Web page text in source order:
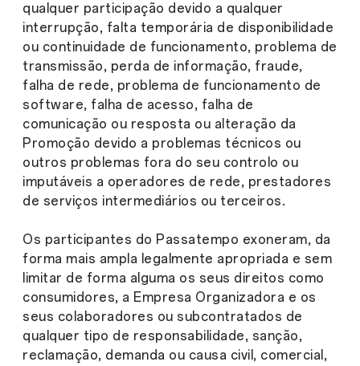
qualquer participação devido a qualquer
interrupção, falta temporária de disponibilidade
ou continuidade de funcionamento, problema de
transmissão, perda de informação, fraude,
falha de rede, problema de funcionamento de
software, falha de acesso, falha de
comunicação ou resposta ou alteração da
Promoção devido a problemas técnicos ou
outros problemas fora do seu controlo ou
imputáveis a operadores de rede, prestadores
de serviços intermediários ou terceiros.
Os participantes do Passatempo exoneram, da
forma mais ampla legalmente apropriada e sem
limitar de forma alguma os seus direitos como
consumidores, a Empresa Organizadora e os
seus colaboradores ou subcontratados de
qualquer tipo de responsabilidade, sanção,
reclamação, demanda ou causa civil, comercial,